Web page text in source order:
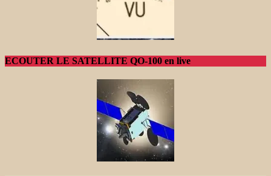
ECOUTER LE SATELLITE QO-100 en live